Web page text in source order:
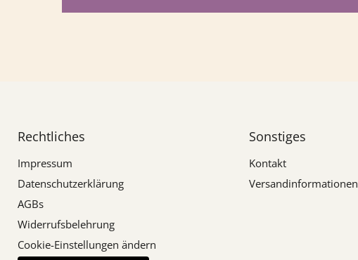
Rechtliches
Impressum
Datenschutzerklärung
AGBs
Widerrufsbelehrung
Cookie-Einstellungen ändern
Sonstiges
Kontakt
Versandinformationen